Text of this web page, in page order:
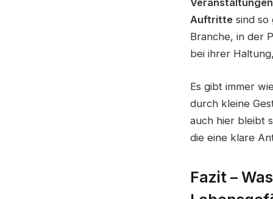
Veranstaltungen
Auftritte sind so
Branche, in der
bei ihrer
Es gibt immer
durch kleine
auch hier bleibt
die eine klare
Fazit –